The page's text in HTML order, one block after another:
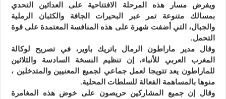
ويفرض مسار هذه المرحلة الافتتاحية على العدائين التحدي
بمسالك متنوعة تمر عبر البحيرات الجافة والكثبان الرملية
والجبال، التي أضفت شهرة على هذه المنافسة المعتمدة على قوة
التحمل.
وقال مدير ماراطون الرمال باتريك باوير، في تصريح لوكالة
المغرب العربي للأنباء، إن تنظيم النسخة السادسة والثلاثين
للماراطون يعد تتويجا لعمل جماعي لجميع المعنيين والمتدخلين ،
منوها بالمساهمة الفعالة للسلطات المحلية.
وقال إن جميع المشاركين حريصون على خوض هذه المغامرة